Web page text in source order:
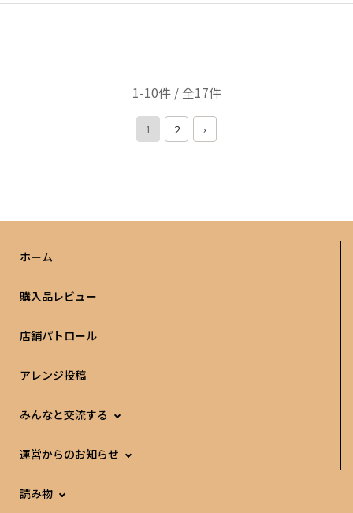
1-10件 / 全17件
1 2 ›
ホーム
購入品レビュー
店舗パトロール
アレンジ投稿
みんなと交流する
運営からのお知らせ
読み物